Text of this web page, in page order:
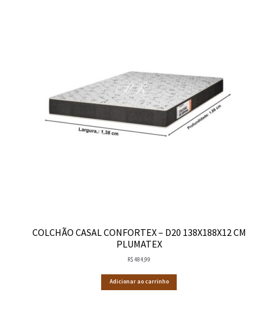
COLCHÃO CASAL CONFORTEX – D20 138X188X12 CM
PLUMATEX
R$484,99
Adicionar ao carrinho